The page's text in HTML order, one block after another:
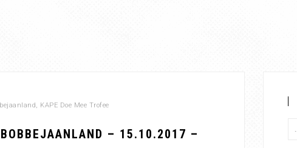
, KAPE Doe Mee Trofee
– 15.10.2017 –